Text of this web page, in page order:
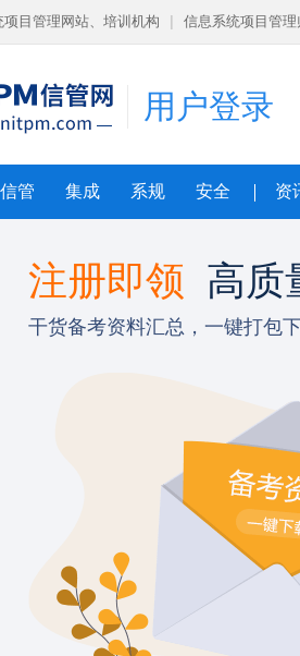
目管理网站、培训机构 信息系统项目管理
用户登录
信管 集成 系规 安全 资
注册即领 高质
干货备考资料汇总，一键打包